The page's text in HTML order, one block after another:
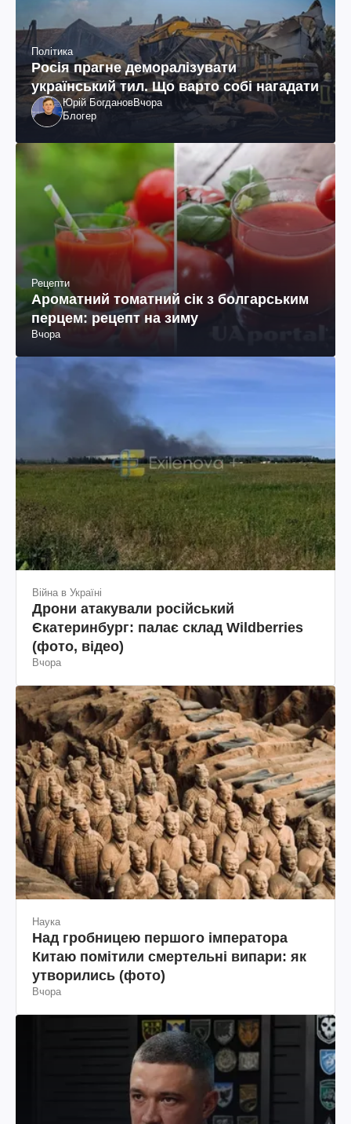
Політика
Росія прагне деморалізувати
український тил. Що варто собі нагадати
Юрій БогдановВчора
Блогер
Рецепти
Ароматний томатний сік з болгарським
перцем: рецепт на зиму
Вчора
Війна в Україні
Дрони атакували російський
Єкатеринбург: палає склад Wildberries
(фото, відео)
Вчора
Наука
Над гробницею першого імператора
Китаю помітили смертельні випари: як
утворились (фото)
Вчора